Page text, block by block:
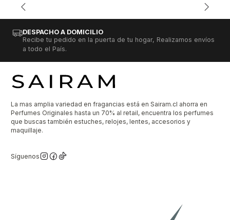
DESPACHO A DOMICILIO
Recibe tu pedido en la puerta de tu hogar, Realizamos envíos
a todo el País.
La mas amplia variedad en fragancias está en Sairam.cl ahorra en
Perfumes Originales hasta un 70% al retail, encuentra los perfumes
que buscas también estuches, relojes, lentes, accesorios y
maquillaje.
Síguenos